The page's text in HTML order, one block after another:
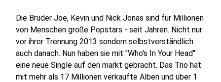
Die Brüder Joe, Kevin und Nick Jonas sind für Millionen
von Menschen große Popstars - seit Jahren. Nicht nur
vor ihrer Trennung 2013 sondern selbstverständlich
auch danach. Nun haben sie mit "Who's In Your Head"
eine neue Single auf den markt gebracht. Das Trio hat
mit mehr als 17 Millionen verkaufte Alben und über 1